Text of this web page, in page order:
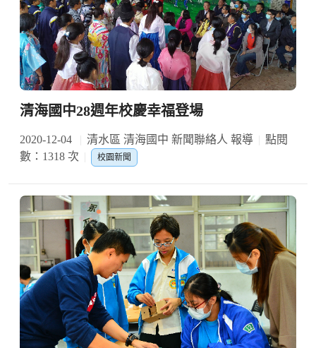
清海國中28週年校慶幸福登場
2020-12-04 清水區 清海國中 新聞聯絡人 報導
點閱
數：1318 次
校園新聞